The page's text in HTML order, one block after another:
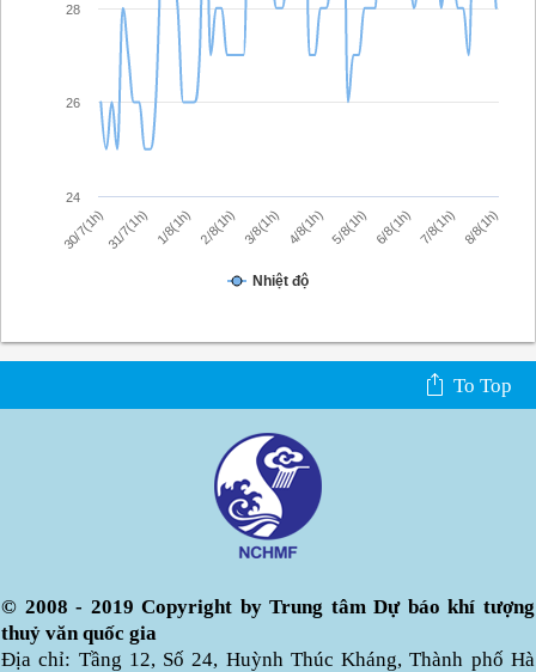
Nhiệt độ
30/7(1h)31/7(1h) 1/8(1h) 2/8(1h) 3/8(1h) 4/8(1h)5/8(1h) 6/8(1h) 7/8(1h) 8/8(1h)
24
26
28
To Top
© 2008 - 2019 Copyright by Trung tâm Dự báo khí tượng
thuỷ văn quốc gia
Địa chỉ: Tầng 12, Số 24, Huỳnh Thúc Kháng, Thành phố Hà